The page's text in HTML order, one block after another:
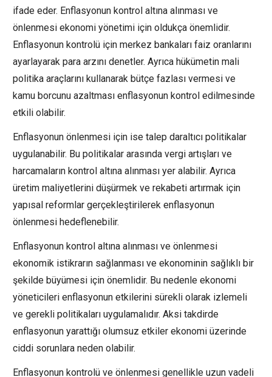
ifade eder. Enflasyonun kontrol altına alınması ve
önlenmesi ekonomi yönetimi için oldukça önemlidir.
Enflasyonun kontrolü için merkez bankaları faiz oranlarını
ayarlayarak para arzını denetler. Ayrıca hükümetin mali
politika araçlarını kullanarak bütçe fazlası vermesi ve
kamu borcunu azaltması enflasyonun kontrol edilmesinde
etkili olabilir.
Enflasyonun önlenmesi için ise talep daraltıcı politikalar
uygulanabilir. Bu politikalar arasında vergi artışları ve
harcamaların kontrol altına alınması yer alabilir. Ayrıca
üretim maliyetlerini düşürmek ve rekabeti artırmak için
yapısal reformlar gerçekleştirilerek enflasyonun
önlenmesi hedeflenebilir.
Enflasyonun kontrol altına alınması ve önlenmesi
ekonomik istikrarın sağlanması ve ekonominin sağlıklı bir
şekilde büyümesi için önemlidir. Bu nedenle ekonomi
yöneticileri enflasyonun etkilerini sürekli olarak izlemeli
ve gerekli politikaları uygulamalıdır. Aksi takdirde
enflasyonun yarattığı olumsuz etkiler ekonomi üzerinde
ciddi sorunlara neden olabilir.
Enflasyonun kontrolü ve önlenmesi genellikle uzun vadeli